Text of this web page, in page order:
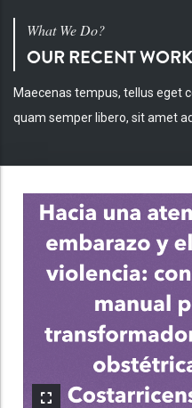
What We Do?
OUR RECENT WORK
Maecenas tempus, tellus eget
quam semper libero, sit amet